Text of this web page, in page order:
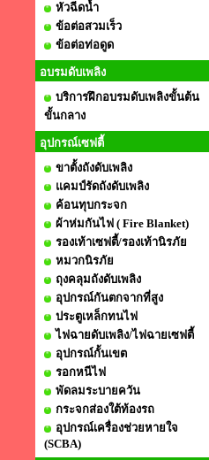
หัวฉีดน้ำ
ข้อต่อสวมเร็ว
ข้อต่อท่อดูด
อบรมดับเพลิง
บริการฝึกอบรมดับเพลิงขั้นต้น
ขั้นกลาง
อุปกรณ์เซฟตี้
ขาตั้งถังดับเพลิง
แคมป์รัดถังดับเพลิง
ค้อนทุบกระจก
ผ้าห่มกันไฟ ( Fire Blanket)
รองเท้าเซฟตี้/รองเท้านิรภัย
หมวกนิรภัย
ถุงคลุมถังดับเพลิง
อุปกรณ์กันตกจากที่สูง
ประตูเหล็กทนไฟ
ไฟฉายดับเพลิง/ไฟฉายเซฟตี้
อุปกรณ์กั้นเขต
รอกหนีไฟ
พัดลมระบายควัน
กระจกส่องใต้ท้องรถ
อุปกรณ์เครื่องช่วยหายใจ
(SCBA)